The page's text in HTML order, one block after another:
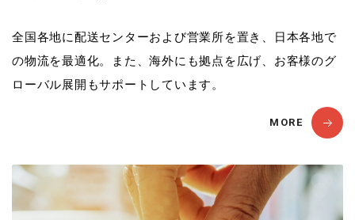
全国各地に配送センターおよび営業所を置き、日本各地で
の物流を最適化。また、海外にも拠点を広げ、お客様のグ
ローバル展開もサポートしています。
MORE